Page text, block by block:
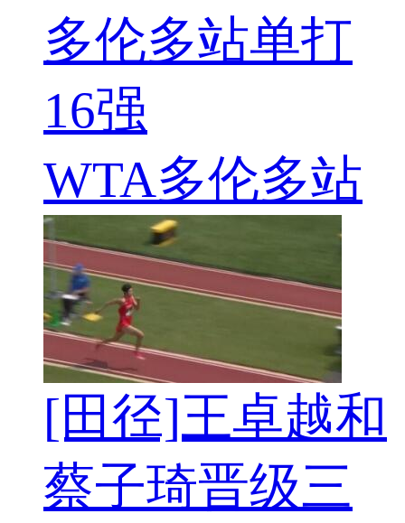
多伦多站单打
16强
WTA多伦多站
[田径]王卓越和
蔡子琦晋级三